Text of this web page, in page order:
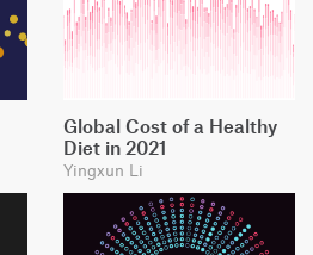
Global Cost of a Healthy
Diet in 2021
Yingxun Li